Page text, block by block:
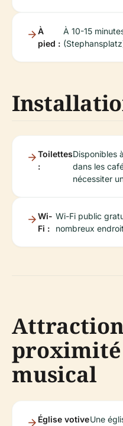
À
pied :
À 10-15
Toilettes
:
Disponibles
dans les
nécessiter
Wi-
Fi :
Wi-Fi public
nombreux
musical
Église votiveUne